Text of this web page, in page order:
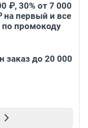
₽, 30% от 7 000
на первый и все
промокоду
заказ до 20 000